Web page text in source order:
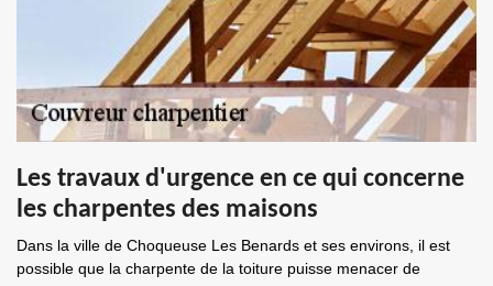
Les travaux d'urgence en ce qui concerne
les charpentes des maisons
Dans la ville de Choqueuse Les Benards et ses environs, il est
possible que la charpente de la toiture puisse menacer de